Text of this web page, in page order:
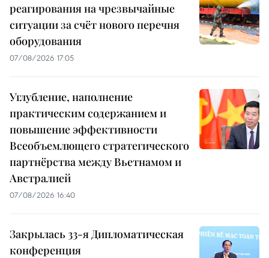
реагирования на чрезвычайные
ситуации за счёт нового перечня
оборудования
07/08/2026 17:05
Углубление, наполнение
практическим содержанием и
повышение эффективности
Всеобъемлющего стратегического
партнёрства между Вьетнамом и
Австралией
07/08/2026 16:40
Закрылась 33-я Дипломатическая
конференция